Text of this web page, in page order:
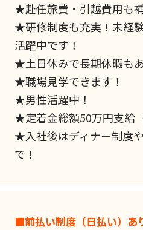
★赴任旅費・引越費用も
★研修制度も充実！未経
活躍中です！
★土日休みで長期休暇も
★職場見学できます！
★男性活躍中！
★定着金総額50万円支給
★入社後はディナー制度
で！
■前払い制度（日払い）